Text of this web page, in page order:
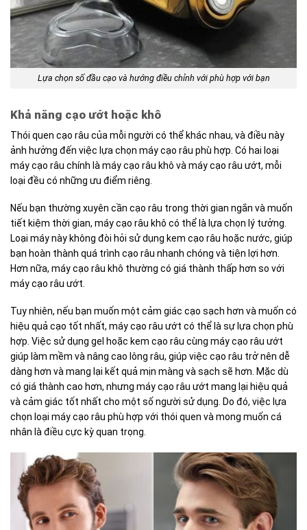
Lựa chọn số đầu cạo và hướng điều chỉnh với phù hợp với bạn
Khả năng cạo ướt hoặc khô
Thói quen cạo râu của mỗi người có thể khác nhau, và điều này
ảnh hưởng đến việc lựa chọn máy cạo râu phù hợp. Có hai loại
máy cạo râu chính là máy cạo râu khô và máy cạo râu ướt, mỗi
loại đều có những ưu điểm riêng.
Nếu bạn thường xuyên cần cạo râu trong thời gian ngắn và muốn
tiết kiệm thời gian, máy cạo râu khô có thể là lựa chọn lý tưởng.
Loại máy này không đòi hỏi sử dụng kem cạo râu hoặc nước, giúp
bạn hoàn thành quá trình cạo râu nhanh chóng và tiện lợi hơn.
Hơn nữa, máy cạo râu khô thường có giá thành thấp hơn so với
máy cạo râu ướt.
Tuy nhiên, nếu bạn muốn một cảm giác cạo sạch hơn và muốn có
hiệu quả cạo tốt nhất, máy cạo râu ướt có thể là sự lựa chọn phù
hợp. Việc sử dụng gel hoặc kem cạo râu cùng máy cạo râu ướt
giúp làm mềm và nâng cao lông râu, giúp việc cạo râu trở nên dễ
dàng hơn và mang lại kết quả mịn màng và sạch sẽ hơn. Mặc dù
có giá thành cao hơn, nhưng máy cạo râu ướt mang lại hiệu quả
và cảm giác tốt nhất cho một số người sử dụng. Do đó, việc lựa
chọn loại máy cạo râu phù hợp với thói quen và mong muốn cá
nhân là điều cực kỳ quan trọng.